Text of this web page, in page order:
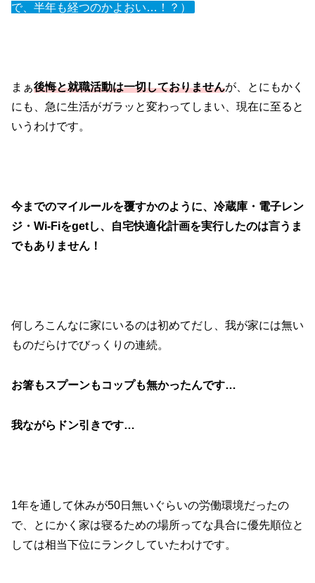
で、半年も経つのかよおい…！？）
まぁ後悔と就職活動は一切しておりませんが、とにもかく
にも、急に生活がガラッと変わってしまい、現在に至ると
いうわけです。
今までのマイルールを覆すかのように、冷蔵庫・電子レン
ジ・Wi-Fiをgetし、自宅快適化計画を実行したのは言うま
でもありません！
何しろこんなに家にいるのは初めてだし、我が家には無い
ものだらけでびっくりの連続。
お箸もスプーンもコップも無かったんです…
我ながらドン引きです…
1年を通して休みが50日無いぐらいの労働環境だったの
で、とにかく家は寝るための場所ってな具合に優先順位と
しては相当下位にランクしていたわけです。